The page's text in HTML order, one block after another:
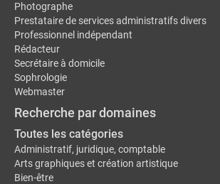
Photographe
Prestataire de services administratifs divers
Professionnel indépendant
Rédacteur
Secrétaire à domicile
Sophrologie
Webmaster
Recherche par domaines
Toutes les catégories
Administratif, juridique, comptable
Arts graphiques et création artistique
Bien-être